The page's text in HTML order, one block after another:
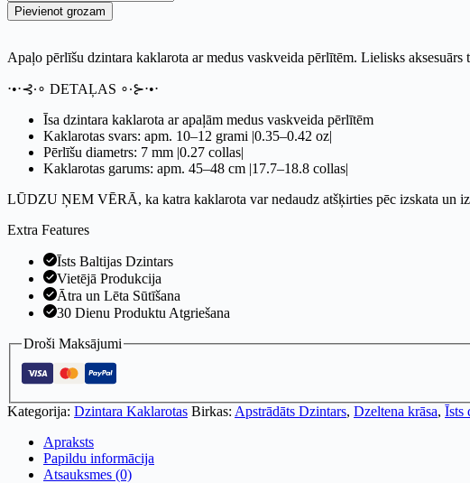
Pievienot grozam
Apaļo pērlīšu dzintara kaklarota ar medus vaskveida pērlītēm. Lielisks
⋅•⋅⊰∙∘ DETAĻAS ∘∙⊱⋅•⋅
Īsa dzintara kaklarota ar apaļām medus vaskveida pērlītēm
Kaklarotas svars: apm. 10–12 grami |0.35–0.42 oz|
Pērlīšu diametrs: 7 mm |0.27 collas|
Kaklarotas garums: apm. 45–48 cm |17.7–18.8 collas|
LŪDZU ŅEM VĒRĀ, ka katra kaklarota var nedaudz atšķirties pēc izskata un
Extra Features
Īsts Baltijas Dzintars
Vietējā Produkcija
Ātra un Lēta Sūtīšana
30 Dienu Produktu Atgriešana
Droši Maksājumi
Kategorija: Dzintara Kaklarotas Birkas: Apstrādāts Dzintars, Dzeltena krāsa, Īsts
Apraksts
Papildu informācija
Atsauksmes (0)